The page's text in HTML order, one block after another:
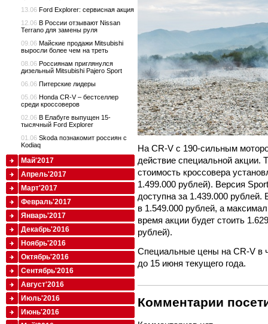
На CR-V с 190-сильным
действие специальной акции.
стоимость кроссовера
1.499.000 рублей). Версия
доступна за 1.439.000
в 1.549.000 рублей, а
время акции будет стоить
рублей).
Специальные цены на CR-V в
до 15 июня текущего года.
Комментарии
13.06 Ford Explorer: сервисная акция
12.06 В России отзывают Nissan
Terrano для замены руля
09.06 Майские продажи Mitsubishi
выросли более чем на треть
08.06 Россиянам приглянулся
дизельный Mitsubishi Pajero Sport
06.06 Питерские лидеры
05.06 Honda CR-V – бестселлер
среди кроссоверов
02.06 В Елабуге выпущен 15-
тысячный Ford Explorer
01.06 Skoda познакомит россиян с
Kodiaq
Май'2017
Апрель'2017
Март'2017
Февраль'2017
Январь'2017
Декабрь'2016
Ноябрь'2016
Октябрь'2016
Сентябрь'2016
Август'2016
Июль'2016
Июнь'2016